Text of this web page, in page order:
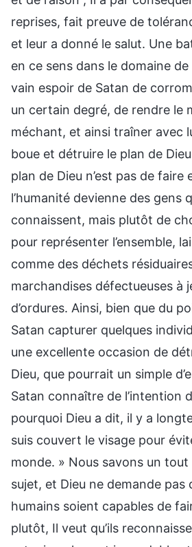
reprises, fait preuve de
et leur a donné le salut. Une
en ce sens dans le domaine de
vain espoir de Satan de
un certain degré, de rendre le
méchant, et ainsi traîner avec
boue et détruire le plan de
plan de Dieu n’est pas de
l’humanité devienne des gens
connaissent, mais plutôt de
pour représenter l’ensemble,
comme des déchets
marchandises défectueuses à
d’ordures. Ainsi, bien que du
Satan capturer quelques
une excellente occasion de
Dieu, que pourrait un simple
Satan connaître de l’intention
pourquoi Dieu a dit, il y a
suis couvert le visage pour
monde. » Nous savons un
sujet, et Dieu ne demande pas
humains soient capables de
plutôt, Il veut qu’ils